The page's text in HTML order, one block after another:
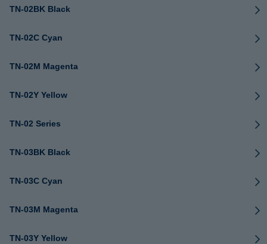
TN-02BK Black
TN-02C Cyan
TN-02M Magenta
TN-02Y Yellow
TN-02 Series
TN-03BK Black
TN-03C Cyan
TN-03M Magenta
TN-03Y Yellow